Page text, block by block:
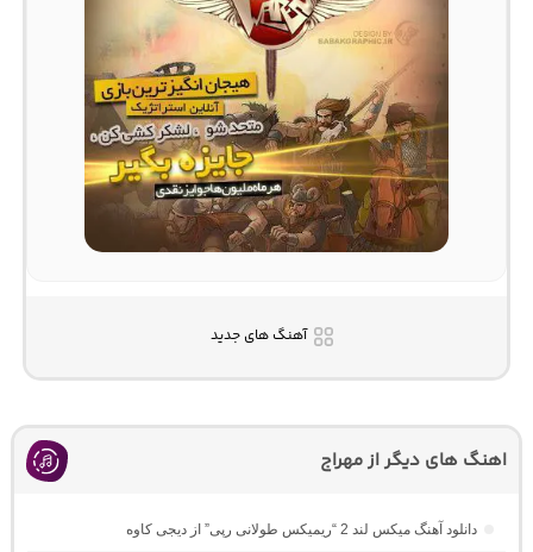
آهنگ های جدید
اهنگ های دیگر از مهراج
دانلود آهنگ میکس لند 2 “ریمیکس طولانی رپی” از دیجی کاوه